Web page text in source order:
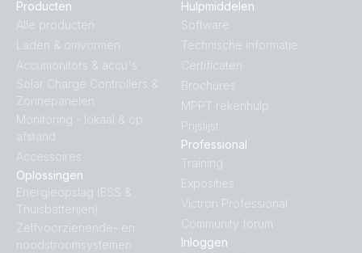
Producten
Alle producten
Laden & omvormen
Accumonitors & accu's
Solar Charge Controllers &
Zonnepanelen
Monitoring - lokaal & op
afstand
Accessoires
Oplossingen
Energieopslag (ESS &
Thuisbatterijen)
Zelfvoorzienende- en
noodstroomsystemen
Hulpmiddelen
Software
Technische informatie
Certificaten
Brochures
MPPT rekenhulp
Prijslijst
Professional
Training
Exposities
Victron Professional
Community forum
Inloggen